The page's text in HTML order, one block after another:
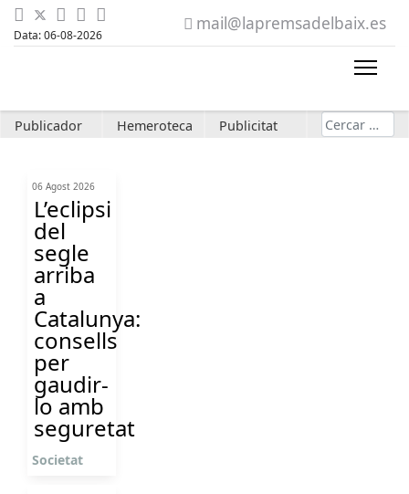
Data: 06-08-2026
mail@lapremsadelbaix.es
Publicador Hemeroteca Publicitat Cerca
06 Agost 2026
L’eclipsi
del
segle
arriba
a
Catalunya:
consells
per
gaudir-
lo amb
seguretat
Societat